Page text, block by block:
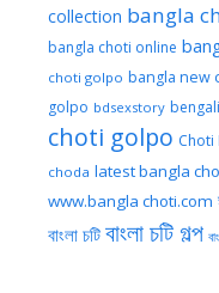
collection bangla
bangla choti online
choti golpo bangla new
golpo bdsexstory
choti golpo Choti
choda latest bangla
www.bangla choti.com
বাংলা চটি বাংলা চটি গল্প